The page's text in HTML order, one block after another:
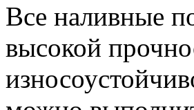
Все наливные
высокой